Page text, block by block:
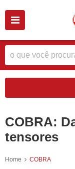
COBRA:
tensores
Home COBRA